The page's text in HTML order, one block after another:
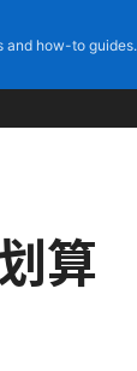
and how-to guides.
算